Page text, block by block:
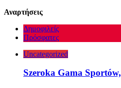
Αναρτήσεις
Δημοφιλείς
Πρόσφατες
Uncategorized
Szeroka Gama